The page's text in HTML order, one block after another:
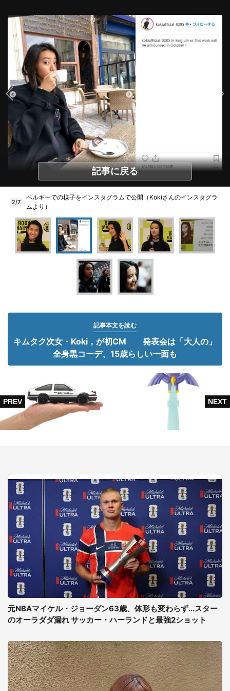
記事に戻る
2/7
ベルギーでの様子をインスタグラムで公開（Kokiさんのインスタグラ
ムより）
記事本文を読む
キムタク次女・Koki，が初CM 発表会は「大人の」
全身黒コーデ、15歳らしい一面も
元NBAマイケル・ジョーダン63歳、体形も変わらず...スター
のオーラダダ漏れ サッカー・ハーランドと最強2ショット